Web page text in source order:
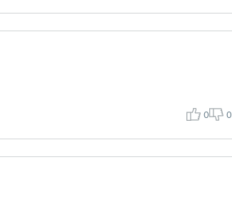
0 0